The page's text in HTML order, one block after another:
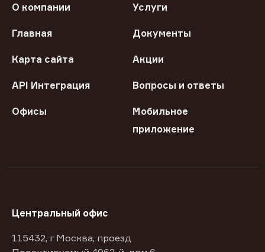
О компании Услуги
Главная Документы
Карта сайта Акции
API Интеграция Вопросы и ответы
Офисы
Мобильное
приложение
Центральный офис
115432, г Москва, проезд